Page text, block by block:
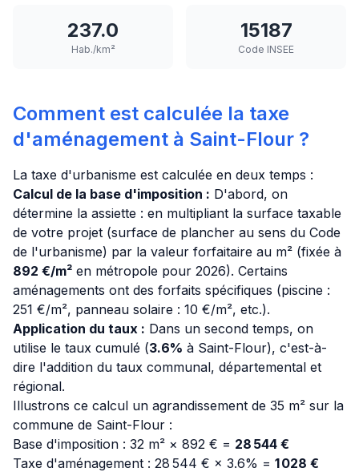
237.0
Hab./km²
15187
Code INSEE
Comment est calculée la taxe
d'aménagement à Saint-Flour ?
La taxe d'urbanisme est calculée en deux temps :
Calcul de la base d'imposition : D'abord, on
détermine la assiette : en multipliant la surface taxable
de votre projet (surface de plancher au sens du Code
de l'urbanisme) par la valeur forfaitaire au m² (fixée à
892 €/m² en métropole pour 2026). Certains
aménagements ont des forfaits spécifiques (piscine :
251 €/m², panneau solaire : 10 €/m², etc.).
Application du taux : Dans un second temps, on
utilise le taux cumulé (3.6% à Saint-Flour), c'est-à-
dire l'addition du taux communal, départemental et
régional.
Illustrons ce calcul un agrandissement de 35 m² sur la
commune de Saint-Flour :
Base d'imposition : 32 m² × 892 € = 28 544 €
Taxe d'aménagement : 28 544 € × 3.6% = 1 028 €